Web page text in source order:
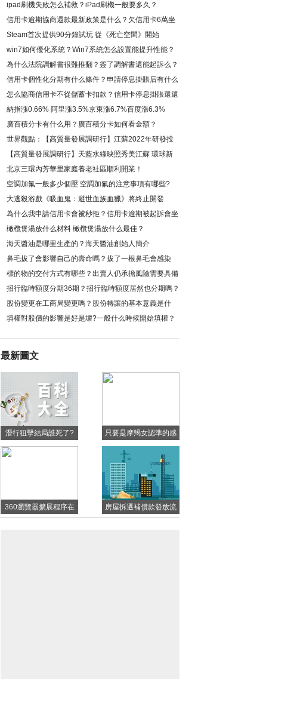
ipad刷機失敗怎么補救？iPad刷機一般要多久？
信用卡逾期協商還款最新政策是什么？欠信用卡6萬坐
牢親身經歷是真的嗎?
Steam首次提供90分鐘試玩 從《死亡空間》開始
win7如何優化系統？Win7系統怎么設置能提升性能？
為什么法院調解書很難推翻？簽了調解書還能起訴么？
信用卡個性化分期有什么條件？申請停息掛賬后有什么
影響？
怎么協商信用卡不從儲蓄卡扣款？信用卡停息掛賬還還
不清怎么辦？
納指漲0.66% 阿里漲3.5%京東漲6.7%百度漲6.3%
廣百積分卡有什么用？廣百積分卡如何看金額？
世界觀點：【高質量發展調研行】江蘇2022年研發投
入達3700億元達到創新型國家和地區中等水平
【高質量發展調研行】天藍水綠映照秀美江蘇 環球新
資訊
北京三環內芳華里家庭養老社區順利開業！
空調加氟一般多少個壓 空調加氟的注意事項有哪些?
大逃殺游戲《吸血鬼：避世血族血獵》將終止開發
為什么我申請信用卡會被秒拒？信用卡逾期被起訴會坐
牢嗎？
橄欖煲湯放什么材料 橄欖煲湯放什么最佳？
海天醬油是哪里生產的？海天醬油創始人簡介
鼻毛拔了會影響自己的壽命嗎？拔了一根鼻毛會感染
嗎？
標的物的交付方式有哪些？出賣人仍承擔風險需要具備
的條件是什么？
招行臨時額度分期36期？招行臨時額度居然也分期嗎？
股份變更在工商局變更嗎？股份轉讓的基本意義是什
么？
填權對股價的影響是好是壞?一般什么時候開始填權？
最新圖文
潛行狙擊結局誰死了?
潛行狙擊大結局是什么
只要是摩羯女認準的感
情 她們就會義無反顧
堅定的走下去？
360瀏覽器擴展程序在
房屋拆遷補償款發放流